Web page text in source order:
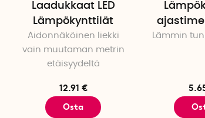
Laadukkaat LED
Lämpökynttilät
Aidonnäköinen liekki
vain muutaman metrin
etäisyydeltä
12.91 €
Osta
Lämmin